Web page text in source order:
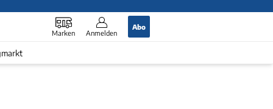
Marken Anmelden
Abo